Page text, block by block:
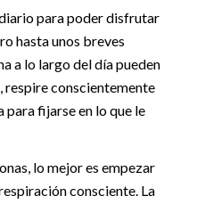
para poder disfrutar
hasta unos breves
a lo largo del día pueden
respire conscientemente
para fijarse en lo que le
lo mejor es empezar
consciente. La